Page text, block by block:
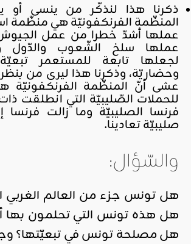
ذكرنا هذا لنذكّر من ينسى أو
المنظّمة الفرنكفونيّة هي منظّمة
عملها أشدّ خطرا من عمل الجيوش
عملها سلخ الشّعوب والدّول
لجعلها تابعة للمستعمر
وحضاريّة، وذكرنا هذا ليرى من
عشى أنّ المنظّمة الفرنكفونيّة
للحملات الصّليبيّة التي انطلقت
فرنسا الصليبيّة وما زالت فرنسا
صليبيّة تعادينا.
والسّؤال:
هل تونس جزء من العالم الغربي
هل هذه تونس التي تحلمون بها
هل مصلحة تونس في تبعيّتها؟